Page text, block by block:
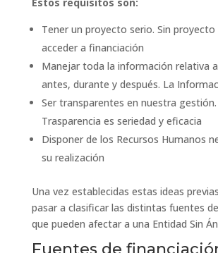
Tener un proyecto serio. Sin proyecto
acceder a financiación
Manejar toda la información relativa
antes, durante y después. La
Ser transparentes en nuestra gestión.
Trasparencia es seriedad y eficacia
Disponer de los Recursos Humanos
su realización
Una vez establecidas estas ideas
pasar a clasificar las distintas fuentes
que pueden afectar a una Entidad Sin
Fuentes de